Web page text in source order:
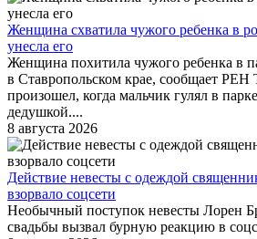
Женщина схватила чужого ребенка в
унесла его
Женщина похитила чужого ребенка в
в Ставропольском крае, сообщает
произошел, когда мальчик гулял в
дедушкой....
8 августа 2026
Действие невесты с одеждой
взорвало соцсети
Необычный поступок невесты Лорен
свадьбы вызвал бурную реакцию в